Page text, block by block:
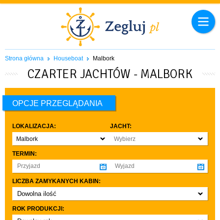
Strona główna Houseboat Malbork
CZARTER JACHTÓW - MALBORK
OPCJE PRZEGLĄDANIA
LOKALIZACJA:
Malbork
JACHT:
Wybierz
TERMIN:
LICZBA ZAMYKANYCH KABIN:
Dowolna ilość
co najmniej 1
co najmniej 2
ROK PRODUKCJI: